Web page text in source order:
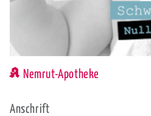
Nemrut-Apotheke
An­schrift